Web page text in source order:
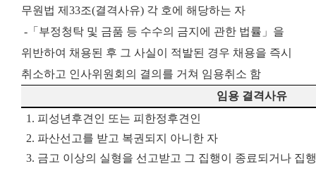
무원법 제33조(결격사유) 각 호에 해당하는 자
-「부정청탁 및 금품 등 수수의 금지에 관한 법률」을
위반하여 채용된 후 그 사실이 적발된 경우 채용을 즉시
취소하고 인사위원회의 결의를 거쳐 임용취소 함
임용 결격사유
1. 피성년후견인 또는 피한정후견인
2. 파산선고를 받고 복권되지 아니한 자
3. 금고 이상의 실형을 선고받고 그 집행이 종료되거나 집